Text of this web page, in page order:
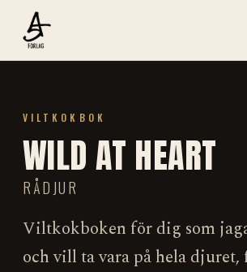
VILTKOKBOK
WILD AT HEART
RÅDJUR
Viltkokboken för dig som
och vill ta vara på hela djuret,